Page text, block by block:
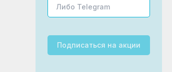
Подписаться на акции